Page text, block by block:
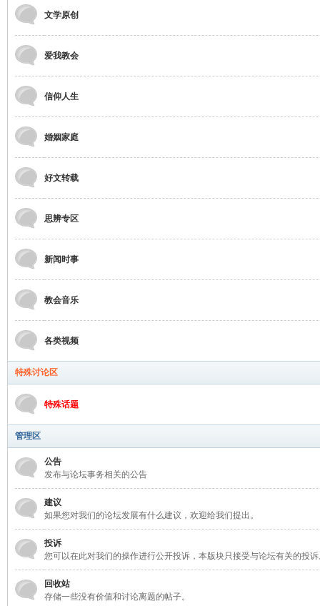
文学原创
爱我教会
信仰人生
婚姻家庭
好文转载
思辨专区
新闻时事
教会音乐
各类视频
特殊讨论区
特殊话题
管理区
公告
发布与论坛事务相关的公告
建议
如果您对我们的论坛发展有什么建议，欢迎给我们提出。
投诉
您可以在此对我们的操作进行公开投诉，本版块只接受与论坛有关的投
回收站
存储一些没有价值和讨论离题的帖子。